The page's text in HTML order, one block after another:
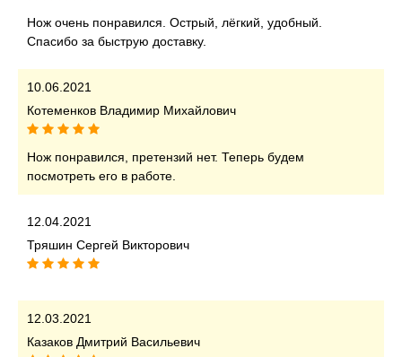
Нож очень понравился. Острый, лёгкий, удобный.
Спасибо за быструю доставку.
10.06.2021
Котеменков Владимир Михайлович
Нож понравился, претензий нет. Теперь будем
посмотреть его в работе.
12.04.2021
Тряшин Сергей Викторович
12.03.2021
Казаков Дмитрий Васильевич